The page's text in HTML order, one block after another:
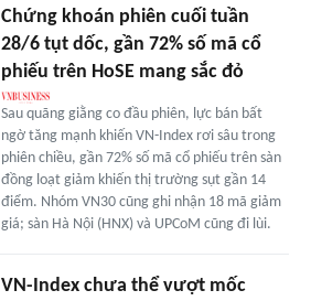
Chứng khoán phiên cuối tuần
28/6 tụt dốc, gần 72% số mã cổ
phiếu trên HoSE mang sắc đỏ
Sau quãng giằng co đầu phiên, lực bán bất
ngờ tăng mạnh khiến VN-Index rơi sâu trong
phiên chiều, gần 72% số mã cổ phiếu trên sàn
đồng loạt giảm khiến thị trường sụt gần 14
điểm. Nhóm VN30 cũng ghi nhận 18 mã giảm
giá; sàn Hà Nội (HNX) và UPCoM cũng đi lùi.
VN-Index chưa thể vượt mốc